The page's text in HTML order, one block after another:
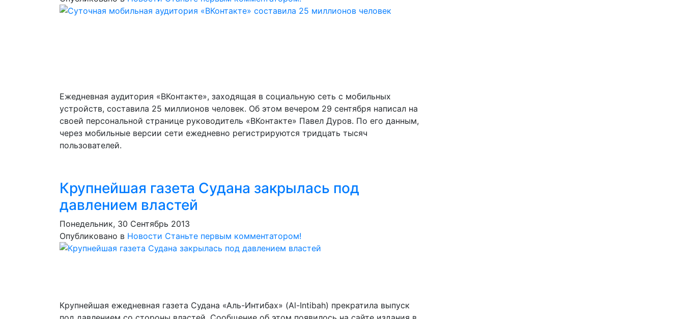
Ежедневная аудитория «ВКонтакте», заходящая в социальную сеть с мобильных
устройств, составила 25 миллионов человек. Об этом вечером 29 сентября написал на
своей персональной странице руководитель «ВКонтакте» Павел Дуров. По его данным,
через мобильные версии сети ежедневно регистрируются тридцать тысяч
пользователей.
Крупнейшая газета Судана закрылась под
давлением властей
Понедельник, 30 Сентябрь 2013
Опубликовано в Новости Станьте первым комментатором!
Крупнейшая ежедневная газета Судана «Аль-Интибах» (Al-Intibah) прекратила выпуск